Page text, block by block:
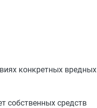
конкретных вредных
собственных средств